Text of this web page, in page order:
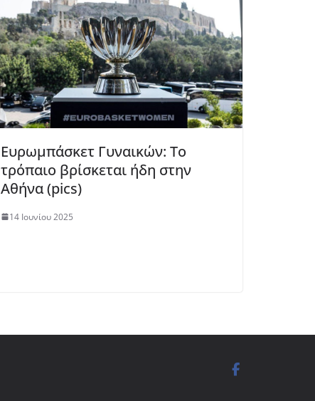
Ευρωμπάσκετ Γυναικών: Το
τρόπαιο βρίσκεται ήδη στην
Αθήνα (pics)
14 Ιουνίου 2025